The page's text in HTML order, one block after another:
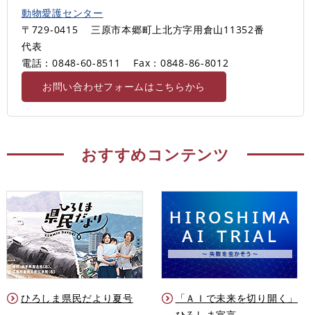
動物愛護センター
〒729-0415
三原市本郷町上北方字用倉山11352番
代表
電話：0848-60-8511
Fax：0848-86-8012
お問い合わせフォームはこちらから
おすすめコンテンツ
ひろしま県民だより夏号
「ＡＩで未来を切り開く」